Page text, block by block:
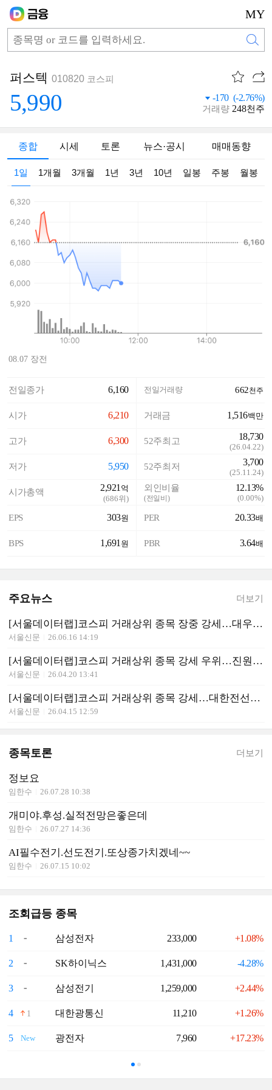
MY
퍼스텍 010820 코스피
5,990 -170 (-2.76%)
거래량 248천주
종합 시세 토론 뉴스·공시 매매동향
1일 1개월 3개월 1년 3년 10년 일봉 주봉 월봉
08.07 장전
전일종가 6,160
시가 6,210
고가 6,300
저가 5,950
시가총액 2,921 억
(686위)
EPS 303원
BPS 1,691 원
전일거래량 662천주
거래금 1,516백만
52주최고 18,730
(26.04.22)
52주최저 3,700
(25.11.24)
외인비율
(전일비)
12.13%
(0.00%)
PER 20.33배
PBR 3.64배
주요뉴스 더보기
[서울데이터랩]코스피 거래상위 종목 장중 강세…대우건설 17%대 급등
서울신문 26.06.16 14:19
[서울데이터랩]코스피 거래상위 종목 강세 우위…진원생명과학·주연테크 상한가
서울신문 26.04.20 13:41
[서울데이터랩]코스피 거래상위 종목 강세…대한전선·대우건설 급등, 광전자는 상한가
서울신문 26.04.15 12:59
종목토론 더보기
정보요
임한수 26.07.28 10:38
개미야.후성.실적전망은좋은데
임한수 26.07.27 14:36
AI필수전기.선도전기.또상종가치겠네~~
임한수 26.07.15 10:02
조회급등 종목
1 삼성전자 233,000 +1.08%
2 SK하이닉스 1,431,000 -4.28%
3 삼성전기 1,259,000 +2.44%
4 1 대한광통신 11,210 +1.26%
5 New 광전자 7,960 +17.23%